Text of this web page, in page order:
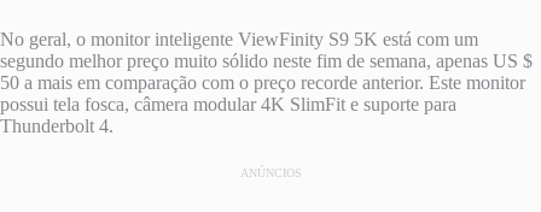
No geral, o monitor inteligente ViewFinity S9 5K está com um
segundo melhor preço muito sólido neste fim de semana, apenas US $
50 a mais em comparação com o preço recorde anterior. Este monitor
possui tela fosca, câmera modular 4K SlimFit e suporte para
Thunderbolt 4.
ANÚNCIOS